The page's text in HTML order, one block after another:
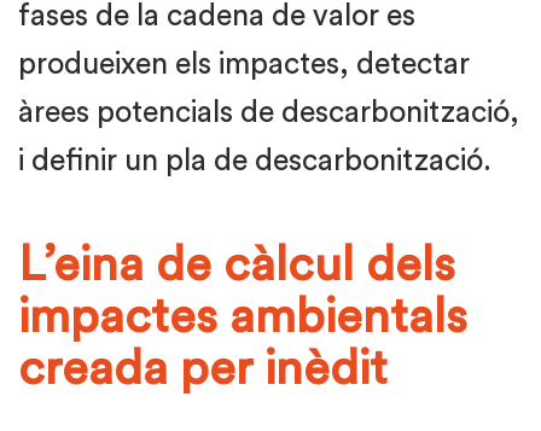
fases de la cadena de valor es
produeixen els impactes, detectar
àrees potencials de descarbonització,
i definir un pla de descarbonització.
L’eina de càlcul dels
impactes ambientals
creada per inèdit